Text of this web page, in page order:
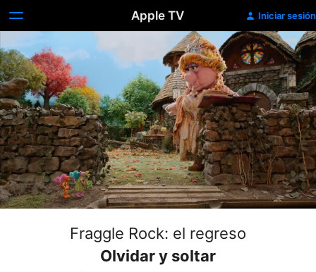
Apple TV Iniciar sesión
Fraggle Rock: el regreso
Olvidar y soltar